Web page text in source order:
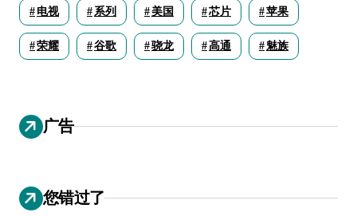
电视 系列 美国 芯片 苹果
荣耀 谷歌 骁龙 高通 魅族
广告
您错过了